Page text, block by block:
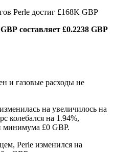
драгоценные металлы и
Perle достиг £168K GBP
составляет £0.2238 GBP
и газовые расходы не
на увеличилось на
колебался на 1.94%,
минимума £0 GBP.
Perle изменился на